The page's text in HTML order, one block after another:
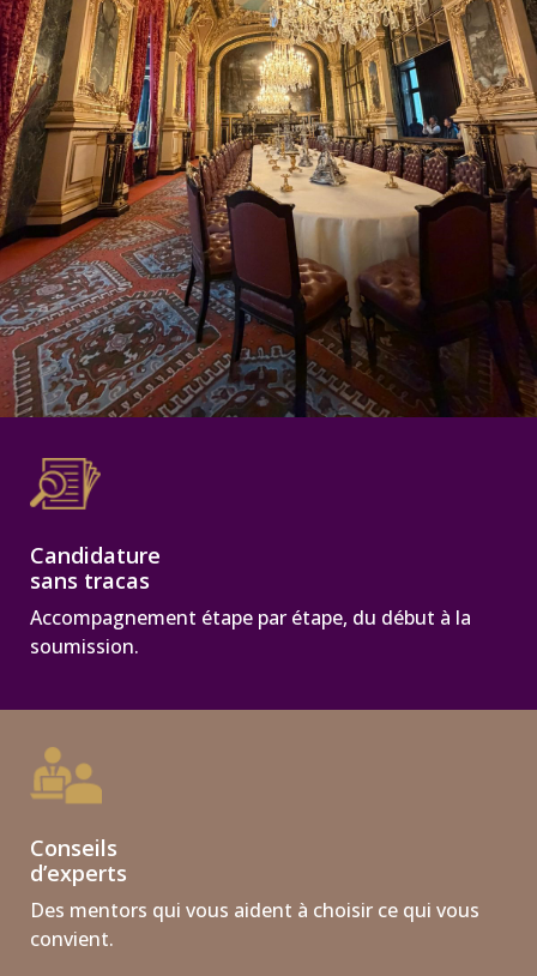
Candidature
sans tracas
Accompagnement étape par étape, du début à la
soumission.
Conseils
d’experts
Des mentors qui vous aident à choisir ce qui vous
convient.